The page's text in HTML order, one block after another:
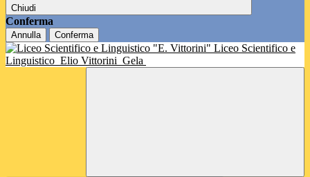
Chiudi
Conferma
Annulla Conferma
Liceo Scientifico e
Linguistico Elio Vittorini Gela